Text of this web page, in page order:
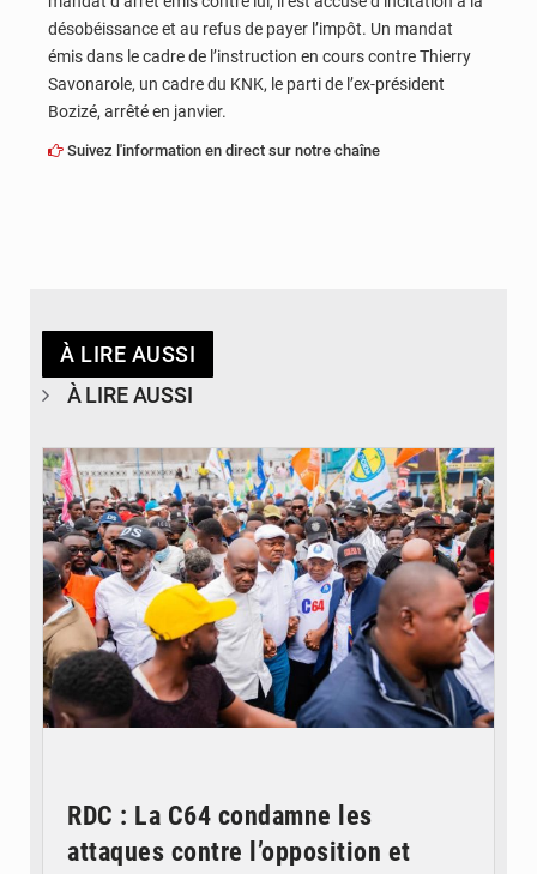
désobéissance et au refus de payer l’impôt. Un mandat
émis dans le cadre de l’instruction en cours contre Thierry
Savonarole, un cadre du KNK, le parti de l’ex-président
Bozizé, arrêté en janvier.
Suivez l'information en direct sur notre chaîne
À LIRE AUSSI
À LIRE AUSSI
RDC : La C64 condamne les
attaques contre l’opposition et